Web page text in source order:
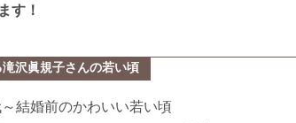
す！
沢眞規子さんの若い頃
結婚前のかわいい若い頃